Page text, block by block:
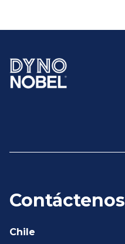
Contáctenos
Chile